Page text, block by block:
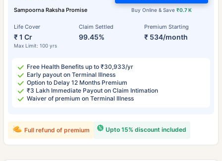
Sampoorna Raksha Promise
Life Cover
₹ 1 Cr
Max Limit: 100 yrs
Claim Settled
99.45%
Premium Starting
₹ 534/month
Buy Online & Save ₹0.7 K
Free Health Benefits up to ₹30,933/yr
Early payout on Terminal Illness
Option to Delay 12 Months Premium
₹3 Lakh Immediate Payout on Claim Intimation
Waiver of premium on Terminal Illness
Upto 15% discount included
Full refund of premium